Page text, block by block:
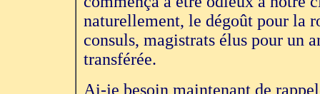
naturellement, le dégoût pour la
consuls, magistrats élus pour un
transférée.
Ai-je besoin maintenant de